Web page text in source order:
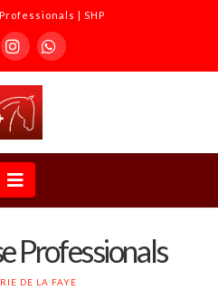
| SHP
InstagramWhatsapp
Navigation
Professionals
DE LA FAYE